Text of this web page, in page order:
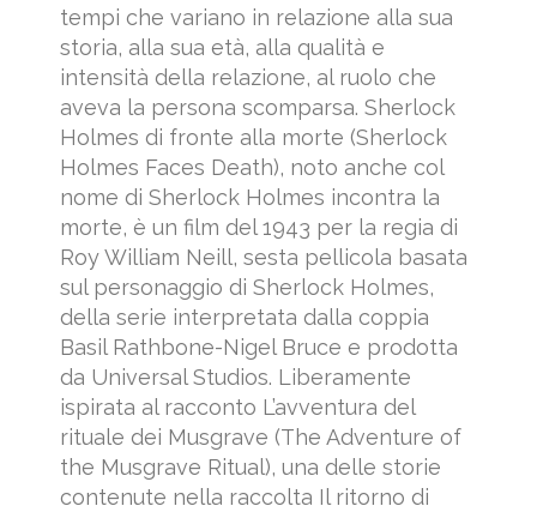
tempi che variano in relazione alla sua
storia, alla sua età, alla qualità e
intensità della relazione, al ruolo che
aveva la persona scomparsa. Sherlock
Holmes di fronte alla morte (Sherlock
Holmes Faces Death), noto anche col
nome di Sherlock Holmes incontra la
morte, è un film del 1943 per la regia di
Roy William Neill, sesta pellicola basata
sul personaggio di Sherlock Holmes,
della serie interpretata dalla coppia
Basil Rathbone-Nigel Bruce e prodotta
da Universal Studios. Liberamente
ispirata al racconto L’avventura del
rituale dei Musgrave (The Adventure of
the Musgrave Ritual), una delle storie
contenute nella raccolta Il ritorno di